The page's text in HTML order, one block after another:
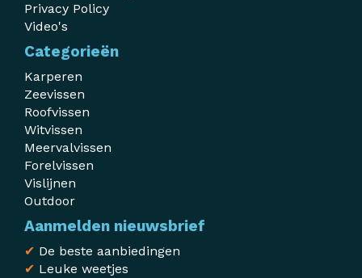
Privacy Policy
Video's
Categorieën
Karperen
Zeevissen
Roofvissen
Witvissen
Meervalvissen
Forelvissen
Vislijnen
Outdoor
Aanmelden nieuwsbrief
✔ De beste aanbiedingen
✔ Leuke weetjes